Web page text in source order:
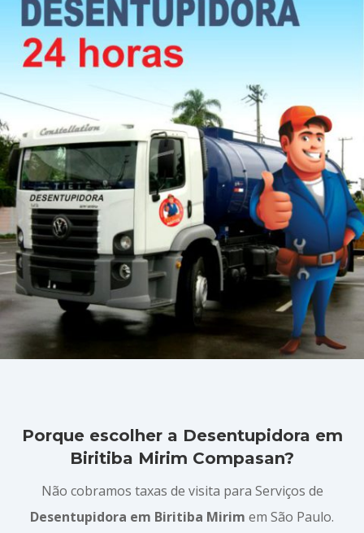
Porque escolher a Desentupidora em
Biritiba Mirim Compasan?
Não cobramos taxas de visita para Serviços de
Desentupidora em Biritiba Mirim em São Paulo.